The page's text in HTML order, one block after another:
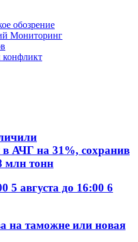
обозрение
Мониторинг
конфликт
АЧГ на 31%, сохранив
млн тонн
5 августа до 16:00 6
на таможне или новая